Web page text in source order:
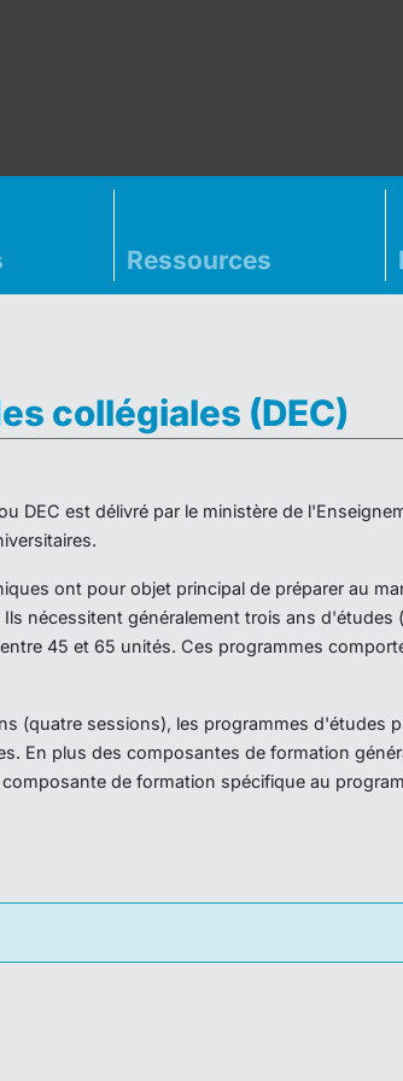
Ressources
collégiales (DEC)
DEC est délivré par le ministère de
ont pour objet principal de préparer au
nécessitent généralement trois ans
45 et 65 unités. Ces programmes
(quatre sessions), les programmes d'études
En plus des composantes de formation
de formation spécifique au